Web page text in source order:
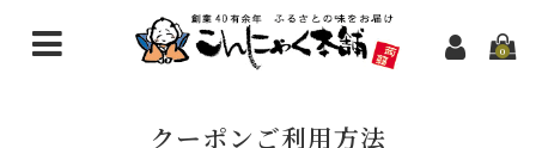
0
クーポンご利用方法